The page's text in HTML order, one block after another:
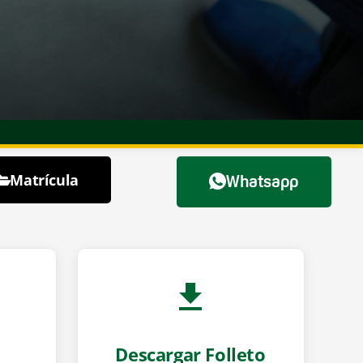
Matrícula Whatsapp
Descargar Folleto